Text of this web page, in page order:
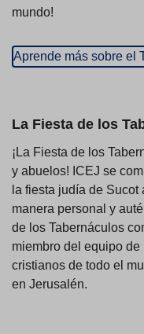
mundo!
Aprende más sobre el
La Fiesta de los
¡La Fiesta de los
y abuelos! ICEJ se
la fiesta judía de
manera personal y
de los Tabernáculos
miembro del equipo
cristianos de todo el
en Jerusalén.